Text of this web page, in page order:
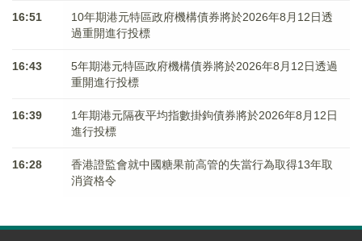
16:51
10年期港元特區政府機構債券將於2026年8月12日透
過重開進行投標
16:43
5年期港元特區政府機構債券將於2026年8月12日透過
重開進行投標
16:39
1年期港元隔夜平均指數掛鉤債券將於2026年8月12日
進行投標
16:28
香港證監會就中國糖果前高管的失當行為取得13年取
消資格令